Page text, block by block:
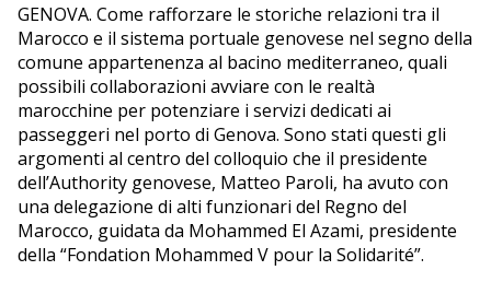
GENOVA. Come rafforzare le storiche relazioni tra il
Marocco e il sistema portuale genovese nel segno della
comune appartenenza al bacino mediterraneo, quali
possibili collaborazioni avviare con le realtà
marocchine per potenziare i servizi dedicati ai
passeggeri nel porto di Genova. Sono stati questi gli
argomenti al centro del colloquio che il presidente
dell’Authority genovese, Matteo Paroli, ha avuto con
una delegazione di alti funzionari del Regno del
Marocco, guidata da Mohammed El Azami, presidente
della “Fondation Mohammed V pour la Solidarité”.